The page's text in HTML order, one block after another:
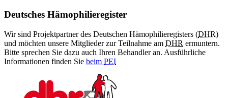
Deutsches Hämophilieregister
Wir sind Projektpartner des Deutschen Hämophilieregisters (DHR)
und möchten unsere Mitglieder zur Teilnahme am DHR ermuntern.
Bitte sprechen Sie dazu auch Ihren Behandler an. Ausführliche
Informationen finden Sie beim PEI